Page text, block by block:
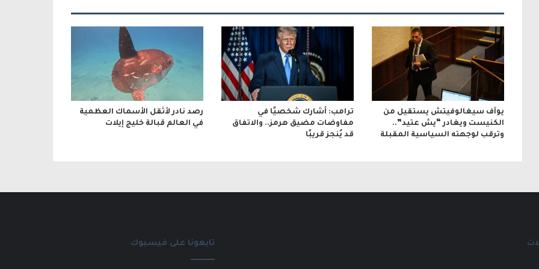
و
ي
يوآف سيغالوفيتش يستقيل من
الكنيست ويغادر “يش عتيد”..
وترقب لوجهته السياسية المقبلة
ترامب: أشارك شخصيًا في
مفاوضات مضيق هرمز.. والاتفاق
قد يُنجز قريبًا
رصد نادر لأثقل الأسماك العظمية
في العالم قبالة خليج إيلات
تابعونا على فيسبوك